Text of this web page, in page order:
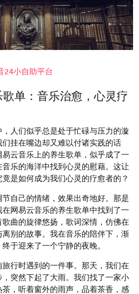
24小自助平台
单：音乐治愈，心灵疗
人们似乎总是处于忙碌与压力的漩
挂在嘴边却又难以付诸实践的话
云音乐上的养生歌单，似乎成了一
乐的海洋中找到心灵的慰藉。这让
是如何成为我们心灵的疗愈者的？
自己的情绪，效果出奇地好。那是
网易云音乐的养生歌单中找到了一
曲的旋律悠扬，歌词深情，仿佛在
别的故事。我在音乐的陪伴下，渐
于迎来了一个宁静的夜晚。
行时遇到的一件事。那天，我们在
突然下起了大雨。我们找了一家小
，听着窗外的雨声，品着茶香，感